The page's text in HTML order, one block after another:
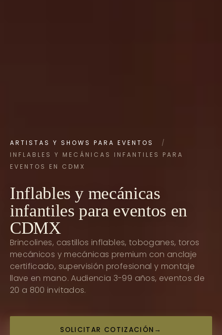
ARTISTAS Y SHOWS PARA EVENTOS
/
INFLABLES Y MECÁNICAS INFANTILES PARA
EVENTOS EN CDMX
Inflables y mecánicas
infantiles para eventos en
CDMX
Brincolines, castillos inflables, toboganes, toros
mecánicos y mecánicas premium con anclaje
certificado, supervisión profesional y montaje
llave en mano. Audiencia 3-99 años, eventos de
20 a 800 invitados.
SOLICITAR COTIZACIÓN →